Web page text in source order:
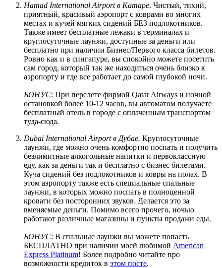
Hamad International Airport в Катаре. Чистый, тихий,
приятный, красивый аэропорт с коврами во многих
местах и кучей мягких сидений БЕЗ подлокотников.
Также имеет бесплатные лежаки в терминалах и
круглосуточные лаунжи, доступные за деньги или
бесплатно при наличии Бизнес/Первого класса билетов.
Ровно как и в сингапуре, вы спокойно можете посетить
сам город, который так же находиться очень близко к
аэропорту и где все работает до самой глубокой ночи.
БОНУС: При перелете фирмой Qatar Airways и ночной
остановкой более 10-12 часов, вы автоматом получаете
бесплатный отель в городе с оплаченным транспортом
туда-сюда.
Dubai International Airport в Дубае. Круглосуточные
лаунжи, где можно очень комфортно поспать и получить
безлимитные алкогольные напитки и первоклассную
еду, как за деньги так и бесплатно с бизнес билетами.
Куча сидений без подлокотников и ковры на полах. В
этом аэропорту также есть специальные спальные
лаунжи, в которых можно поспать в полноценной
кровати без посторонних звуков. Делается это за
вменяемые деньги. Помимо всего прочего, ночью
работают различные магазины и пункты продажи еды.
БОНУС: В спальные лаунжи вы можете попасть
БЕСПЛАТНО при наличии моей любимой American
Express Platinum! Более подробно читайте про
возможности кредиток в этом посте.